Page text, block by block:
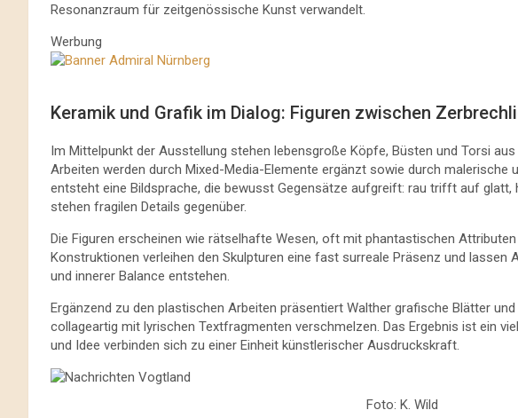
Resonanzraum für zeitgenössische Kunst verwandelt.
Werbung
Keramik und Grafik im Dialog: Figuren zwischen
Im Mittelpunkt der Ausstellung stehen lebensgroße Köpfe, Büsten und Torsi
Arbeiten werden durch Mixed-Media-Elemente ergänzt sowie durch malerische
entsteht eine Bildsprache, die bewusst Gegensätze aufgreift: rau trifft auf glatt,
stehen fragilen Details gegenüber.
Die Figuren erscheinen wie rätselhafte Wesen, oft mit phantastischen
Konstruktionen verleihen den Skulpturen eine fast surreale Präsenz und lassen
und innerer Balance entstehen.
Ergänzend zu den plastischen Arbeiten präsentiert Walther grafische Blätter
collageartig mit lyrischen Textfragmenten verschmelzen. Das Ergebnis ist ein
und Idee verbinden sich zu einer Einheit künstlerischer Ausdruckskraft.
Foto: K. Wild